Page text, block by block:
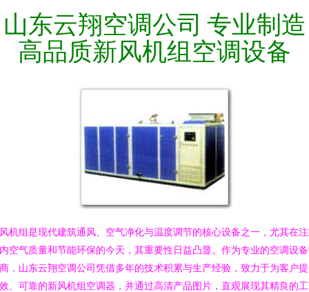
山东云翔空调公司 专业制造
高品质新风机组空调设备
机组是现代建筑通风、空气净化与温度调节的核心设备之一，尤其在
空气质量和节能环保的今天，其重要性日益凸显。作为专业的空调设
，山东云翔空调公司凭借多年的技术积累与生产经验，致力于为客户
、可靠的新风机组空调器，并通过高清产品图片，直观展现其精良的